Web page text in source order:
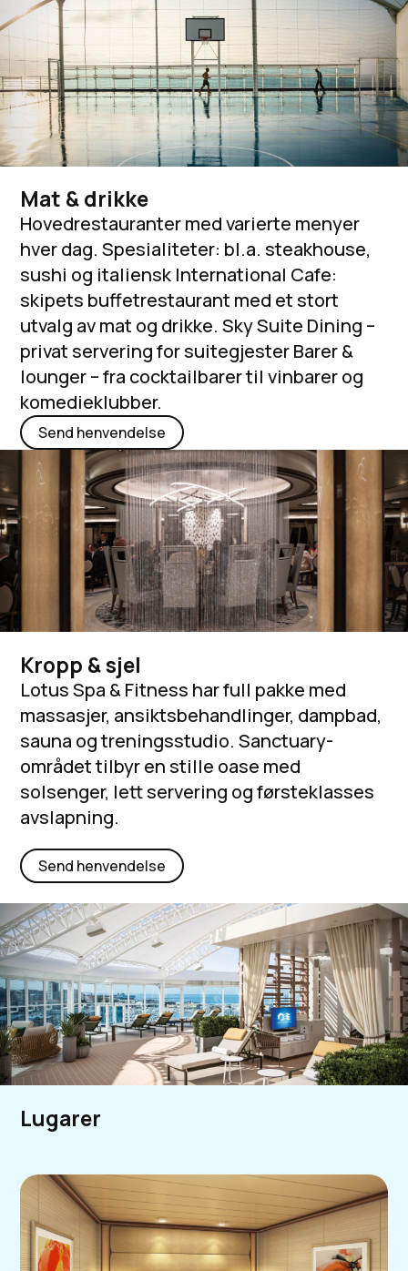
Mat & drikke
Hovedrestauranter med varierte menyer
hver dag. Spesialiteter: bl.a. steakhouse,
sushi og italiensk International Cafe:
skipets buffetrestaurant med et stort
utvalg av mat og drikke. Sky Suite Dining –
privat servering for suitegjester Barer &
lounger – fra cocktailbarer til vinbarer og
komedieklubber.
Send henvendelse
Kropp & sjel
Lotus Spa & Fitness har full pakke med
massasjer, ansiktsbehandlinger, dampbad,
sauna og treningsstudio. Sanctuary-
området tilbyr en stille oase med
solsenger, lett servering og førsteklasses
avslapning.
Send henvendelse
Lugarer